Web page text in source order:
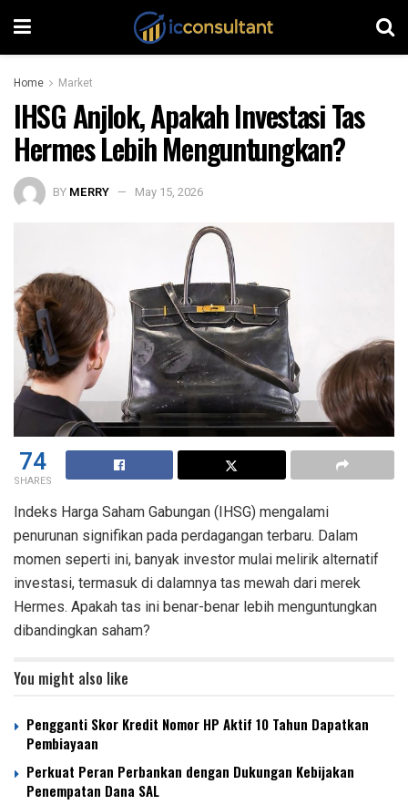
Home Market
IHSG Anjlok, Apakah Investasi Tas
Hermes Lebih Menguntungkan?
BY MERRY May 15, 2026
74
SHARES
Indeks Harga Saham Gabungan (IHSG) mengalami
penurunan signifikan pada perdagangan terbaru. Dalam
momen seperti ini, banyak investor mulai melirik alternatif
investasi, termasuk di dalamnya tas mewah dari merek
Hermes. Apakah tas ini benar-benar lebih menguntungkan
dibandingkan saham?
You might also like
Pengganti Skor Kredit Nomor HP Aktif 10 Tahun Dapatkan
Pembiayaan
Perkuat Peran Perbankan dengan Dukungan Kebijakan
Penempatan Dana SAL